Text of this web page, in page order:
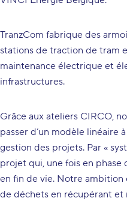
TranzCom fabrique des
stations de traction de tram
maintenance électrique et
infrastructures.
Grâce aux ateliers CIRCO,
passer d’un modèle linéaire
gestion des projets. Par «
projet qui, une fois en phase
en fin de vie. Notre
de déchets en récupérant